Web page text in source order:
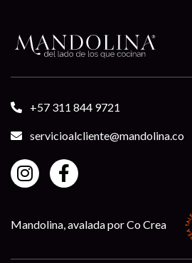
+57 311 844 9721
servicioalcliente@mandolina.co
Mandolina, avalada por Co Crea